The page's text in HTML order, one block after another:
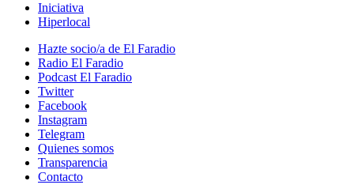
Iniciativa
Hiperlocal
Hazte socio/a de El Faradio
Radio El Faradio
Podcast El Faradio
Twitter
Facebook
Instagram
Telegram
Quienes somos
Transparencia
Contacto